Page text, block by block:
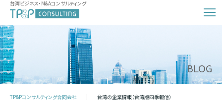
台湾ビジネス・M&Aコンサルティング
BLOG
TP&Pコンサルティング合同会社 台湾の企業情報（台湾版四季報他）